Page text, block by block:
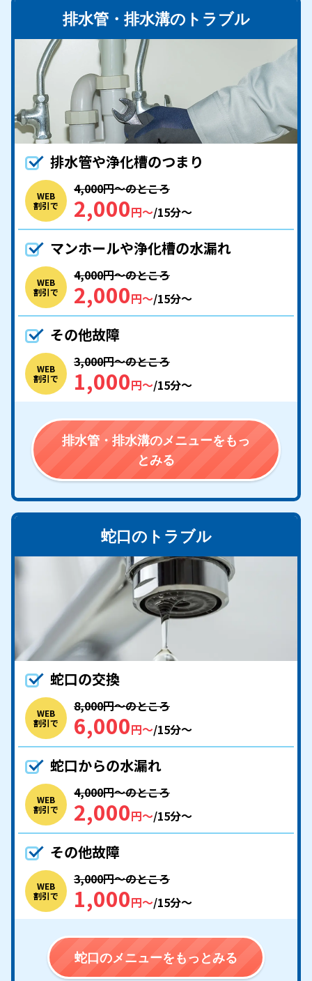
排水管・排水溝のトラブル
排水管や浄化槽のつまり
WEB
割引で
4,000円〜のところ
2,000円〜/15分〜
マンホールや浄化槽の水漏れ
WEB
割引で
4,000円〜のところ
2,000円〜/15分〜
その他故障
WEB
割引で
3,000円〜のところ
1,000円〜/15分〜
排水管・排水溝のメニューをもっ
とみる
蛇口のトラブル
蛇口の交換
WEB
割引で
8,000円〜のところ
6,000円〜/15分〜
蛇口からの水漏れ
WEB
割引で
4,000円〜のところ
2,000円〜/15分〜
その他故障
WEB
割引で
3,000円〜のところ
1,000円〜/15分〜
蛇口のメニューをもっとみる